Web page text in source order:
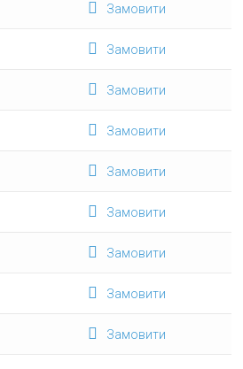
Замовити
Замовити
Замовити
Замовити
Замовити
Замовити
Замовити
Замовити
Замовити